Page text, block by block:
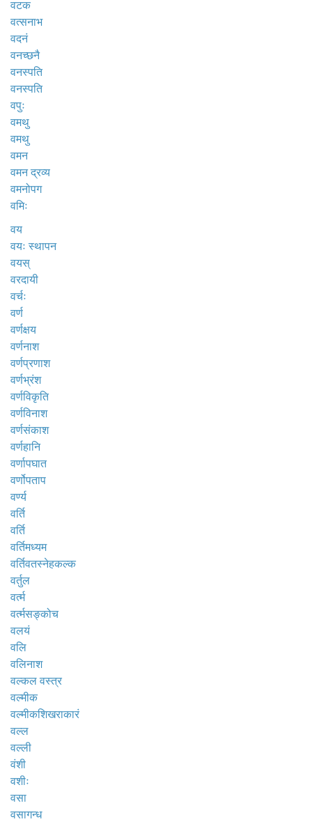
वटक
वत्सनाभ
वदनं
वनच्छनै
वनस्पति
वनस्पति
वपुः
वमथु
वमथु
वमन
वमन द्रव्य
वमनोपग
वमिः
वय
वयः स्थापन
वयस्
वरदायी
वर्चः
वर्ण
वर्णक्षय
वर्णनाश
वर्णप्रणाश
वर्णभ्रंश
वर्णविकृति
वर्णविनाश
वर्णसंकाश
वर्णहानि
वर्णापघात
वर्णोपताप
वर्ण्य
वर्ति
वर्ति
वर्तिमध्यम
वर्तिवतस्नेहकल्क
वर्तुल
वर्त्म
वर्त्मसङ्कोच
वलयं
वलि
वलिनाश
वल्कल वस्त्र
वल्मीक
वल्मीकशिखराकारं
वल्ल
वल्ली
वंशी
वशीः
वसा
वसागन्ध